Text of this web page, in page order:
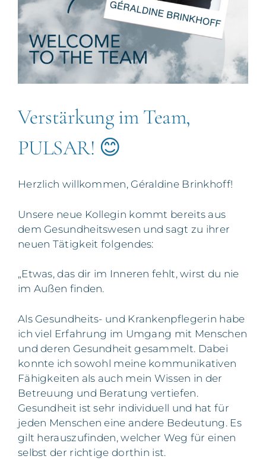
Verstärkung im Team,
PULSAR! 😊
Herzlich willkommen, Géraldine Brinkhoff!
Unsere neue Kollegin kommt bereits aus
dem Gesundheitswesen und sagt zu ihrer
neuen Tätigkeit folgendes:
„Etwas, das dir im Inneren fehlt, wirst du nie
im Außen finden.
Als Gesundheits- und Krankenpflegerin habe
ich viel Erfahrung im Umgang mit Menschen
und deren Gesundheit gesammelt. Dabei
konnte ich sowohl meine kommunikativen
Fähigkeiten als auch mein Wissen in der
Betreuung und Beratung vertiefen.
Gesundheit ist sehr individuell und hat für
jeden Menschen eine andere Bedeutung. Es
gilt herauszufinden, welcher Weg für einen
selbst der richtige dorthin ist.